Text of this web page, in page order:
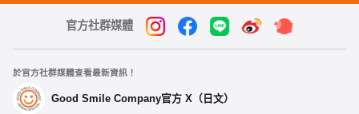
官方社群媒體
於官方社群媒體查看最新資訊！
Good Smile Company官方 X（日文）